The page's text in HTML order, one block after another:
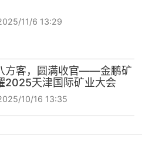
11/6 13:29
方客，圆满收官——金鹏矿
2025天津国际矿业大会
10/16 13:35